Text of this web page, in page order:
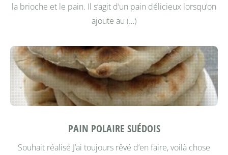
la brioche et le pain. Il s’agit d’un pain délicieux lorsqu’on
ajoute au (…)
PAIN POLAIRE SUÉDOIS
Souhait réalisé J’ai toujours rêvé d’en faire, voilà chose